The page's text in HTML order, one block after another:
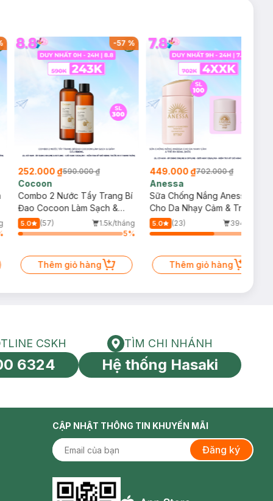
-57 %
252.000 ₫590.000 ₫
Cocoon
Combo 2 Nước Tẩy Trang Bí
Đao Cocoon Làm Sạch &
Giảm Dầu 500ml
5.0 (57)
1.5k/tháng
5%
Thêm giỏ hàng
449.000 ₫702.000 ₫
Anessa
Sữa Chống Nắng Anessa
Cho Da Nhạy Cảm & Trẻ Em
60ml (Mới)
5.0 (23)
394/tháng
Thêm giỏ hàng
toàn cầu
HOTLINE CSKH
CSKH
6324
Tìm chi nhánh
TÌM CHI NHÁNH
Hệ thống Hasaki
CẬP NHẬT THÔNG TIN KHUYẾN MÃI
Đăng ký